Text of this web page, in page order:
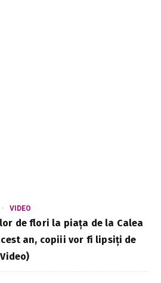
VIDEO
de flori la piața de la Calea
an, copiii vor fi lipsiți de